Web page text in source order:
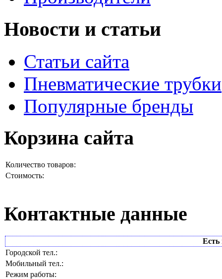
Новости и статьи
Статьи сайта
Пневматические трубки
Популярные бренды
Корзина сайта
Количество товаров:
Стоимость:
Контактные данные
Есть
Городской тел.:
Мобильный тел.:
Режим работы: